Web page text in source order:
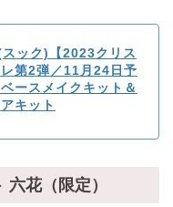
ック)【2023クリス
第2弾／11月24日予
ースメイクキット＆
キット
花（限定）